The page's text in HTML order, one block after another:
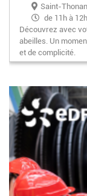
Saint-Thonan
de 11h à
Découvrez avec
abeilles. Un
et de complicité.